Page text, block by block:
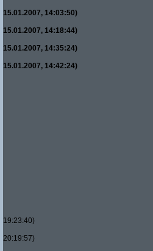
15.01.2007, 14:03:50)
15.01.2007, 14:18:44)
15.01.2007, 14:35:24)
15.01.2007, 14:42:24)
19:23:40)
20:19:57)